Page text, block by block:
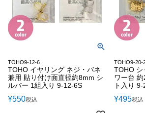
TOHO9-12-6
TOHO イヤリング ネジ・バネ
兼用 貼り付け面直径約8mm シ
ルバー 1組入り 9-12-6S
¥550税込
TOHO9-20-
TOHO シ
ワー台
ト入り
¥495税込